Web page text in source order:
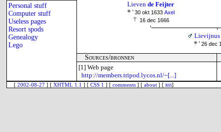
Personal stuff
Computer stuff
Useless pages
Resort spods
Genealogy
Lego
Lieven de Feijter
' 30 okt 1633 Axel
16 dec 1666
Lievijnus
' 26 dec
Sources/bronnen
[1] Web page
http://members.tripod.lycos.nl/~[...]
[ 2002-08-27 ] [ XHTML 1.1 ] [ CSS 1 ] [ comments ] [ about ] [ rss]